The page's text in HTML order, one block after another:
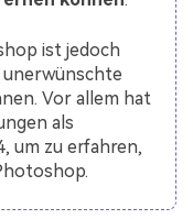
ist jedoch
unerwünschte
Vor allem hat
als
um zu erfahren,